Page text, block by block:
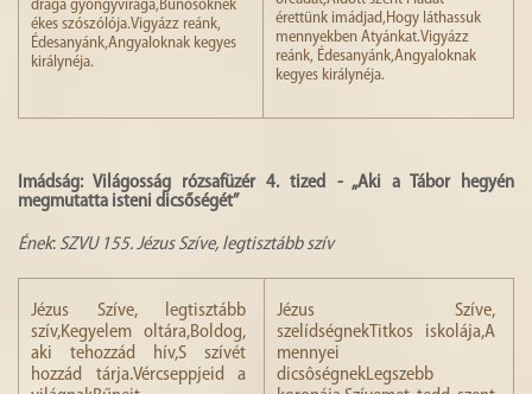
drága gyöngyvirága,Bűnösöknek
ékes szószólója.Vigyázz reánk,
Édesanyánk,Angyaloknak kegyes
királynéja.
érettünk imádjad,Hogy láthassuk
mennyekben Atyánkat.Vigyázz
reánk, Édesanyánk,Angyaloknak
kegyes királynéja.
Imádság: Világosság rózsafüzér 4. tized - „Aki a Tábor hegyén
megmutatta isteni dicsőségét”
Ének: SZVU 155. Jézus Szíve, legtisztább szív
Jézus Szíve, legtisztább
szív,Kegyelem oltára,Boldog,
aki tehozzád hív,S szívét
hozzád tárja.Vércseppjeid a
Jézus Szíve,
szelídségnekTitkos iskolája,A
mennyei
dicsôségnekLegszebb